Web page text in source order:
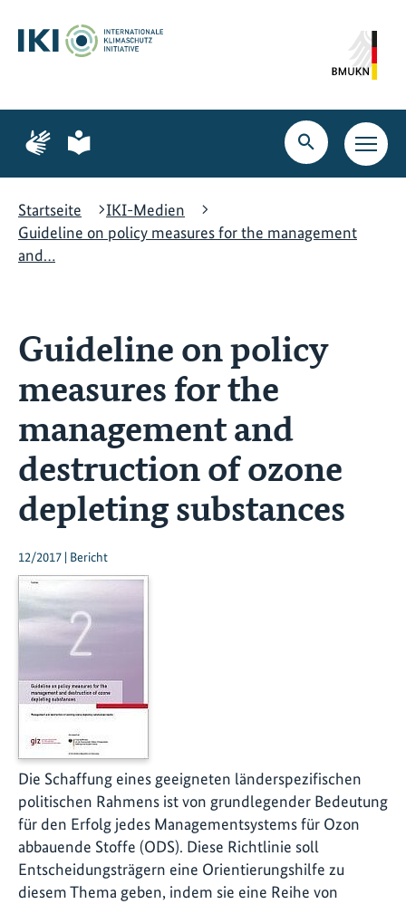
Hauptinhalt
springen
Suche
springen
Hauptnavigation
springen
Zur
Seite
Gebärdensprache
Zur
Seite
leichte
Suche
öffnen
Startseite
IKI-Medien
Guideline on policy measures for the management
and…
Guideline on policy
measures for the
management and
destruction of ozone
depleting substances
12/2017 | Bericht
Die Schaffung eines geeigneten länderspezifischen
politischen Rahmens ist von grundlegender Bedeutung
für den Erfolg jedes Managementsystems für Ozon
abbauende Stoffe (ODS). Diese Richtlinie soll
Entscheidungsträgern eine Orientierungshilfe zu
diesem Thema geben, indem sie eine Reihe von